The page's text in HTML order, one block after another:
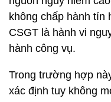
không chấp hành tín
CSGT là hành vi
hành công vụ.
Trong trường hợp
xác định tuy không